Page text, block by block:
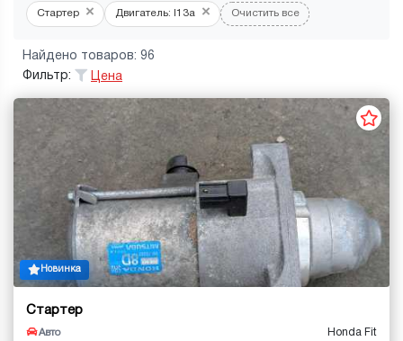
Стартер × Двигатель: l13a × Очистить все
Найдено товаров: 96
Фильтр:
Цена
Новинка
Стартер
Авто Honda Fit